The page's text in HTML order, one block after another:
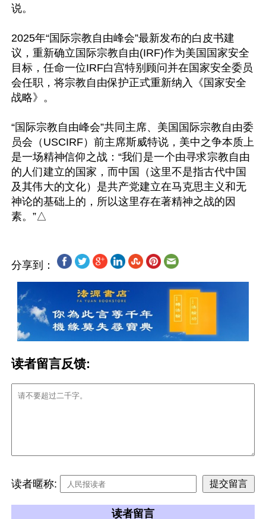
说。
2025年“国际宗教自由峰会”最新发布的白皮书建
议，重新确⽴国际宗教自由(IRF)作为美国国家安全
⽬标，任命一位IRF⽩宫特别顾问并在国家安全委员
会任职，将宗教⾃由保护正式重新纳入《国家安全
战略》。
“国际宗教自由峰会”共同主席、美国国际宗教自由委
员会（USCIRF）前主席斯威特说，美中之争本质上
是一场精神信仰之战：“我们是一个由寻求宗教自由
的人们建立的国家，而中国（这里不是指古代中国
及其伟大的文化）是共产党建立在马克思主义和无
神论的基础上的，所以这里存在著精神之战的因
分享到：
读者留言反馈:
读者暱称:
读者留言